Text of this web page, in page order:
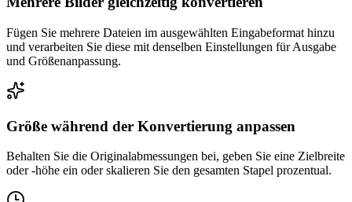
Fügen Sie mehrere Dateien im ausgewählten Eingabeformat hinzu
und verarbeiten Sie diese mit denselben Einstellungen für Ausgabe
und Größenanpassung.
Größe während der Konvertierung anpassen
Behalten Sie die Originalabmessungen bei, geben Sie eine Zielbreite
oder -höhe ein oder skalieren Sie den gesamten Stapel prozentual.